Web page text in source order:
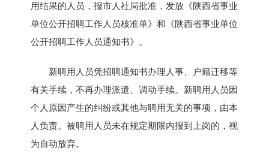
用结果的人员，报市人社局批准，发放《陕西省事业
单位公开招聘工作人员核准单》和《陕西省事业单位
公开招聘工作人员通知书》。
新聘用人员凭招聘通知书办理人事、户籍迁移等
有关手续，不再办理派遣、调动手续。新聘用人员因
个人原因产生的纠纷或其他与聘用无关的事项，由本
人负责。被聘用人员未在规定期限内报到上岗的，视
为自动放弃。